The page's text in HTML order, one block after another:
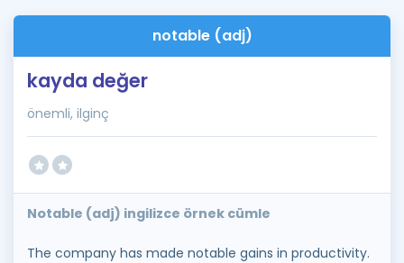
notable (adj)
kayda değer
önemli, ilginç
Notable (adj) ingilizce örnek cümle
The company has made notable gains in productivity.